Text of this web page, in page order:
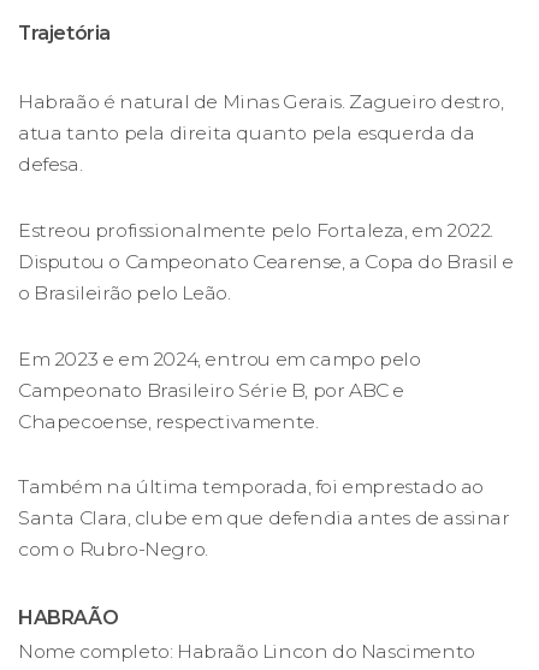
Trajetória
Habraão é natural de Minas Gerais. Zagueiro destro,
atua tanto pela direita quanto pela esquerda da
defesa.
Estreou profissionalmente pelo Fortaleza, em 2022.
Disputou o Campeonato Cearense, a Copa do Brasil e
o Brasileirão pelo Leão.
Em 2023 e em 2024, entrou em campo pelo
Campeonato Brasileiro Série B, por ABC e
Chapecoense, respectivamente.
Também na última temporada, foi emprestado ao
Santa Clara, clube em que defendia antes de assinar
com o Rubro-Negro.
HABRAÃO
Nome completo: Habraão Lincon do Nascimento